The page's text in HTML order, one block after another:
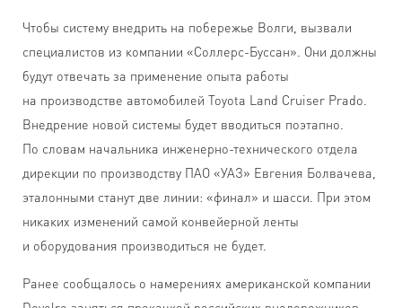
Чтобы систему внедрить на побережье Волги, вызвали
специалистов из компании «Соллерс-Буссан». Они должны
будут отвечать за применение опыта работы
на производстве автомобилей Toyota Land Cruiser Prado.
Внедрение новой системы будет вводиться поэтапно.
По словам начальника инженерно-технического отдела
дирекции по производству ПАО «УАЗ» Евгения Болвачева,
эталонными станут две линии: «финал» и шасси. При этом
никаких изменений самой конвейерной ленты
и оборудования производиться не будет.
Ранее сообщалось о намерениях американской компании